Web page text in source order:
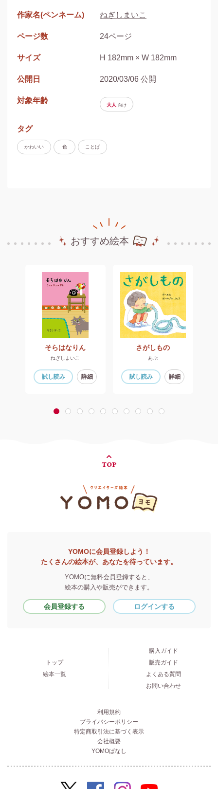
作家名(ペンネーム) ねぎしまいこ
ページ数 24ページ
サイズ H 182mm × W 182mm
公開日 2020/03/06 公開
対象年齢
大人 向け
タグ
かわいい 色 ことば
おすすめ絵本
そらはなりん
ねぎしまいこ
試し読み 詳細
さがしもの
あぷ
試し読み 詳細
1 2 3 4 5 6 7 8 9 10
TOP
YOMOに会員登録しよう！
たくさんの絵本が、あなたを待っています。
YOMOに無料会員登録すると、
絵本の購入や販売ができます。
会員登録する ログインする
トップ
絵本一覧
購入ガイド
販売ガイド
よくある質問
お問い合わせ
利用規約
プライバシーポリシー
特定商取引法に基づく表示
会社概要
YOMOばなし